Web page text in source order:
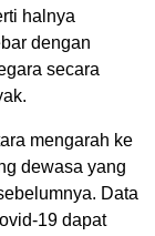
halnya
dengan
secara
mengarah ke
dewasa yang
Data
19 dapat